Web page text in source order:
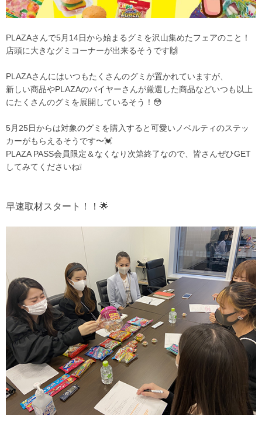
PLAZAさんで5月14日から始まるグミを沢山集めたフェアのこと！
店頭に大きなグミコーナーが出来るそうです🙌
PLAZAさんにはいつもたくさんのグミが置かれていますが、
新しい商品やPLAZAのバイヤーさんが厳選した商品などいつも以上
にたくさんのグミを展開しているそう！😳
5月25日からは対象のグミを購入すると可愛いノベルティのステッ
カーがもらえるそうです〜💓
PLAZA PASS会員限定＆なくなり次第終了なので、皆さんぜひGET
してみてくださいね❕
早速取材スタート！！🌟